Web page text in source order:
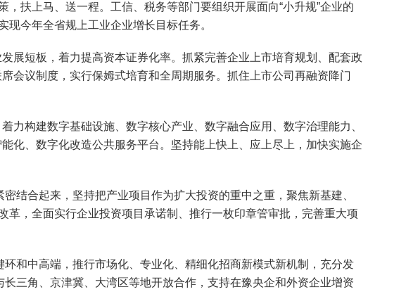
扶上马、送一程。工信、税务等部门要组织开展面向“小升规”企业的
今年全省规上工业企业增长目标任务。
短板，着力提高资本证券化率。抓紧完善企业上市培育规划、配套政
会议制度，实行保姆式培育和全周期服务。抓住上市公司再融资降门
构建数字基础设施、数字核心产业、数字融合应用、数字治理能力、
化、数字化改造公共服务平台。坚持能上快上、应上尽上，加快实施企
结合起来，坚持把产业项目作为扩大投资的重中之重，聚焦新基建、
革，全面实行企业投资项目承诺制、推行一枚印章管审批，完善重大项
中高端，推行市场化、专业化、精细化招商新模式新机制，充分发
三角、京津冀、大湾区等地开放合作，支持在豫央企和外资企业增资